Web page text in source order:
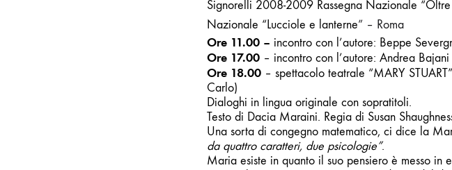
Signorelli 2008-2009 Rassegna Nazionale
Nazionale “Lucciole e lanterne” – Roma
Ore 11.00 – incontro con l’autore: Beppe
Ore 17.00 – incontro con l’autore: Andrea Bajani
Ore 18.00 – spettacolo teatrale “MARY
Carlo)
Dialoghi in lingua originale con sopratitoli.
Testo di Dacia Maraini. Regia di Susan
Una sorta di congegno matematico, ci dice la
da quattro caratteri, due psicologie”.
Maria esiste in quanto il suo pensiero è messo in